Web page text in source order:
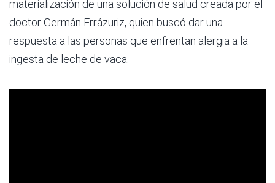
materialización de una solución de salud creada por el
doctor Germán Errázuriz, quien buscó dar una
respuesta a las personas que enfrentan alergia a la
ingesta de leche de vaca.